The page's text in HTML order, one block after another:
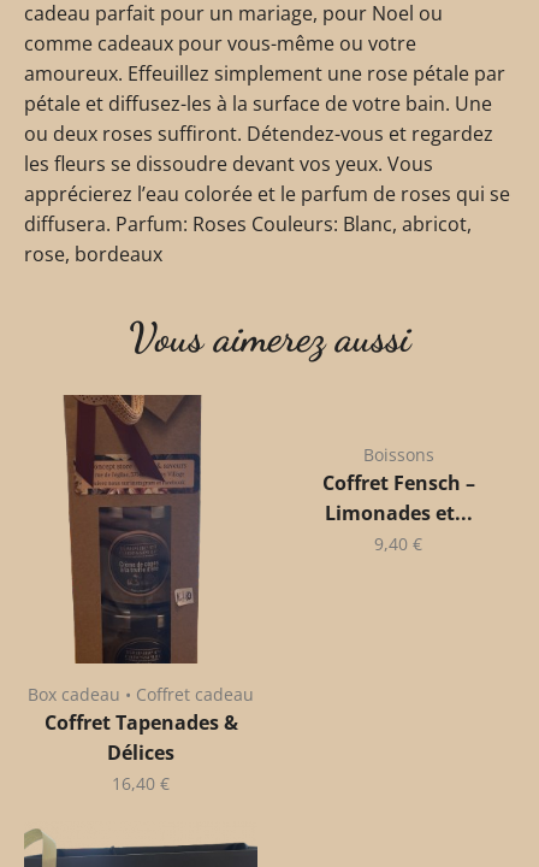
cadeau parfait pour un mariage, pour Noel ou
comme cadeaux pour vous-même ou votre
amoureux. Effeuillez simplement une rose pétale par
pétale et diffusez-les à la surface de votre bain. Une
ou deux roses suffiront. Détendez-vous et regardez
les fleurs se dissoudre devant vos yeux. Vous
apprécierez l’eau colorée et le parfum de roses qui se
diffusera. Parfum: Roses Couleurs: Blanc, abricot,
rose, bordeaux
Vous aimerez aussi
Box cadeau • Coffret cadeau
Coffret Tapenades &
Délices
16,40 €
Boissons
Coffret Fensch –
Limonades et...
9,40 €